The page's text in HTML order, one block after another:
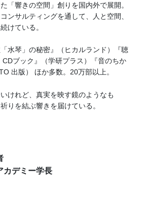
「響きの空間」創りを国内外で展開。
ンサルティングを通して、人と空間、
けている。
水琴」の秘密』（ヒカルランド）『聴
CDブック』（学研プラス）『⾳のちか
出版） ほか多数。20万部以上。
けれど、真実を映す鏡のようなも
りを結ぶ響きを届けている。
カデミー学長